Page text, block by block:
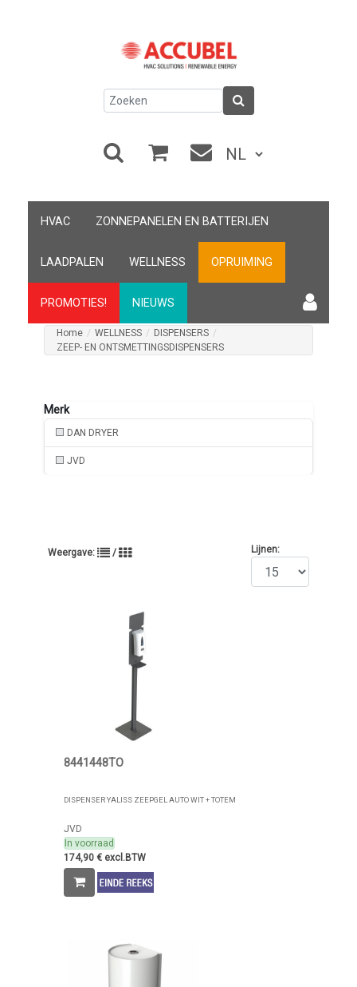
HVAC ZONNEPANELEN EN BATTERIJEN
LAADPALEN WELLNESS OPRUIMING
PROMOTIES! NIEUWS
Home / WELLNESS / DISPENSERS /
ZEEP- EN ONTSMETTINGSDISPENSERS
DAN DRYER
JVD
Weergave: / Lijnen:
8441448TO
DISPENSER YALISS ZEEPGEL AUTO WIT + TOTEM
JVD
In voorraad
174,90 € excl.BTW